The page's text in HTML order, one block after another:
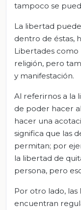
tampoco se
La libertad
dentro de éstas,
Libertades como
religión, pero
y manifestación.
Al referirnos a la
de poder hacer
hacer una
significa que las
permitan; por
la libertad de
persona, pero
Por otro lado,
encuentran